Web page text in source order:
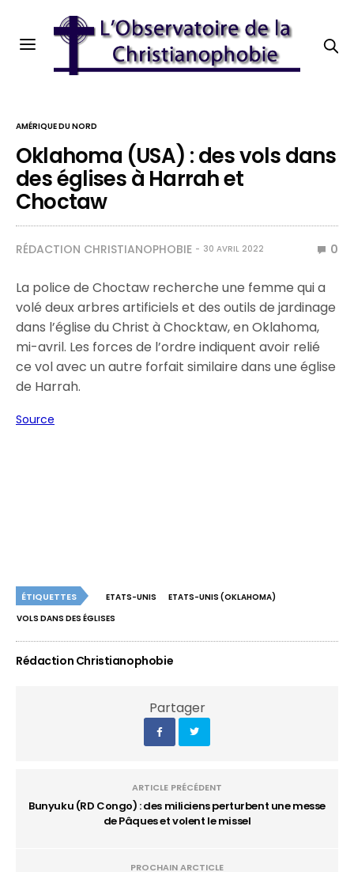
AMÉRIQUE DU NORD
Oklahoma (USA) : des vols dans
des églises à Harrah et
Choctaw
RÉDACTION CHRISTIANOPHOBIE 30 AVRIL 2022 0
La police de Choctaw recherche une femme qui a
volé deux arbres artificiels et des outils de jardinage
dans l’église du Christ à Chocktaw, en Oklahoma,
mi-avril. Les forces de l’ordre indiquent avoir relié
ce vol avec un autre forfait similaire dans une église
de Harrah.
Source
ÉTIQUETTES ETATS-UNIS
ETATS-UNIS (OKLAHOMA)
VOLS DANS DES ÉGLISES
Rédaction Christianophobie
Partager
ARTICLE PRÉCÉDENT
Bunyuku (RD Congo) : des miliciens perturbent une messe
de Pâques et volent le missel
PROCHAIN ARCTICLE